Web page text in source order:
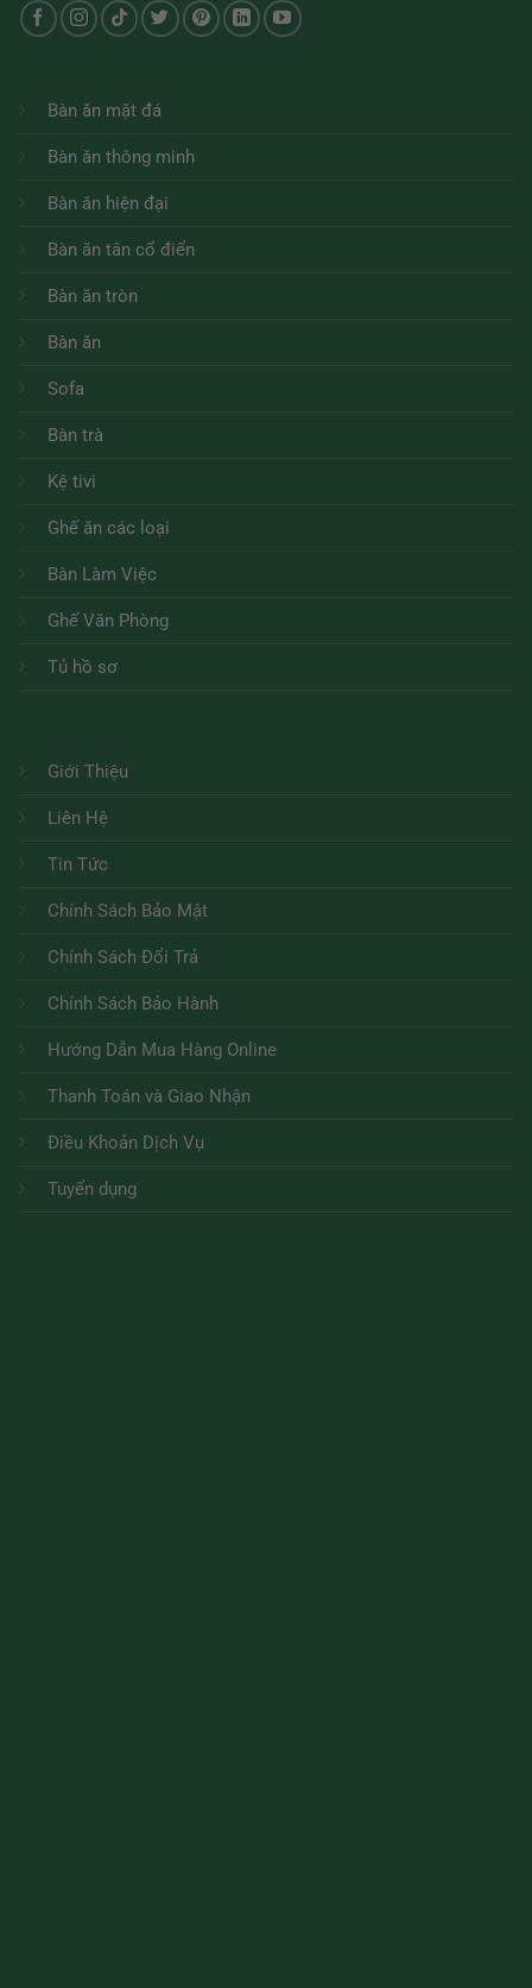
Bàn ăn mặt đá
Bàn ăn thông minh
Bàn ăn hiện đại
Bàn ăn tân cổ điển
Bàn ăn tròn
Bàn ăn
Sofa
Bàn trà
Kệ tivi
Ghế ăn các loại
Bàn Làm Việc
Ghế Văn Phòng
Tủ hồ sơ
Giới Thiệu
Liên Hệ
Tin Tức
Chính Sách Bảo Mật
Chính Sách Đổi Trả
Chính Sách Bảo Hành
Hướng Dẫn Mua Hàng Online
Thanh Toán và Giao Nhận
Điều Khoản Dịch Vụ
Tuyển dụng